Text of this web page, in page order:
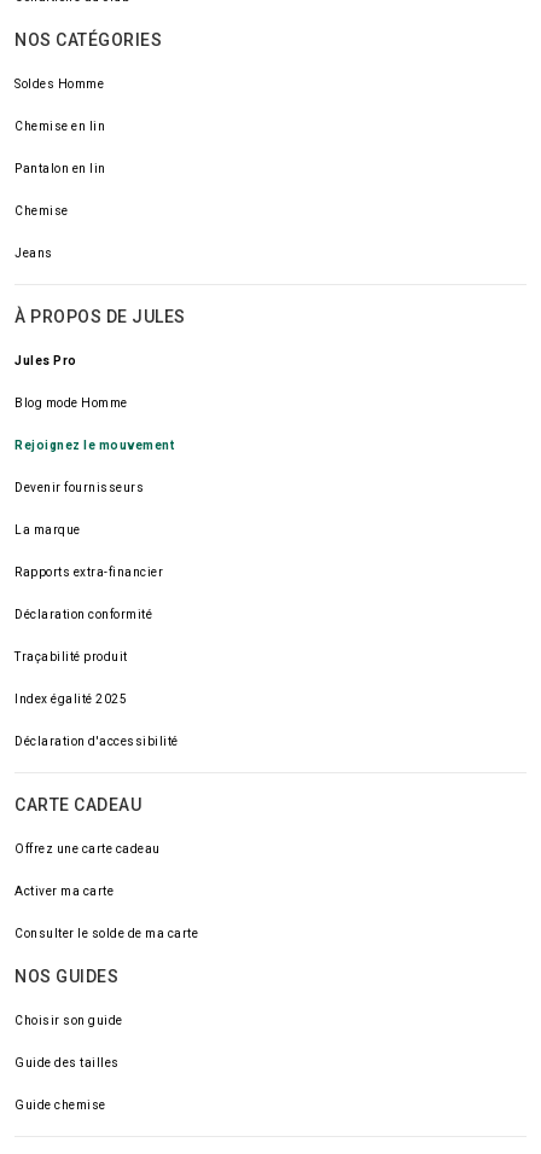
NOS CATÉGORIES
Soldes Homme
Chemise en lin
Pantalon en lin
Chemise
Jeans
À PROPOS DE JULES
Jules Pro
Blog mode Homme
Rejoignez le mouvement
Devenir fournisseurs
La marque
Rapports extra-financier
Déclaration conformité
Traçabilité produit
Index égalité 2025
Déclaration d'accessibilité
CARTE CADEAU
Offrez une carte cadeau
Activer ma carte
Consulter le solde de ma carte
NOS GUIDES
Choisir son guide
Guide des tailles
Guide chemise